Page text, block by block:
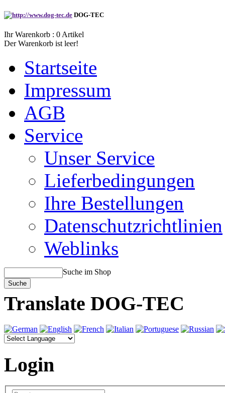
DOG-TEC
Ihr Warenkorb : 0 Artikel
Der Warenkorb ist leer!
Startseite
Impressum
AGB
Service
Unser Service
Lieferbedingungen
Ihre Bestellungen
Datenschutzrichtlinien
Weblinks
Suche im Shop
Translate DOG-TEC
Login